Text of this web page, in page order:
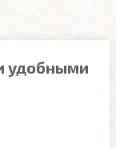
удобными